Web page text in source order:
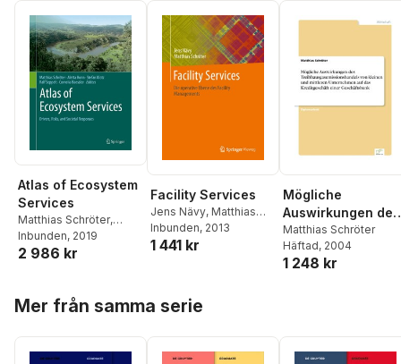
Atlas of Ecosystem
Services
Matthias Schröter,
Aletta Bonn,Stefan
Klotz,Ralf Seppelt
Inbunden, 2019
2 986 kr
Facility Services
Jens Nävy, Matthias
Schröter,Jens Nävy
Matthias Schröter
Inbunden, 2013
1 441 kr
Mögliche
Auswirkungen des
ionshandels von
kleinen und
einer
Geschäftsbank
Matthias Schröter
Häftad, 2004
1 248 kr
Mer från samma serie